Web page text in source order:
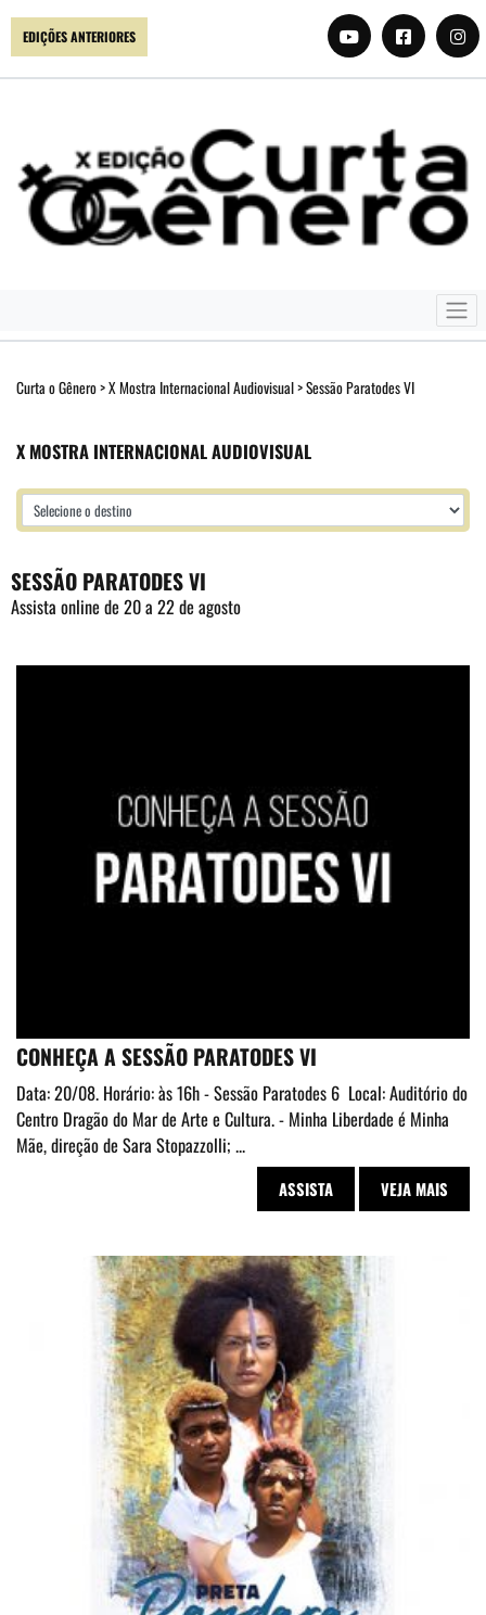
EDIÇÕES ANTERIORES
Curta o Gênero>X Mostra Internacional Audiovisual>Sessão Paratodes VI
X MOSTRA INTERNACIONAL AUDIOVISUAL
SESSÃO PARATODES VI
Assista online de 20 a 22 de agosto
CONHEÇA A SESSÃO PARATODES VI
Data: 20/08. Horário: às 16h - Sessão Paratodes 6 Local: Auditório do
Centro Dragão do Mar de Arte e Cultura. - Minha Liberdade é Minha
Mãe, direção de Sara Stopazzolli; ...
ASSISTA VEJA MAIS